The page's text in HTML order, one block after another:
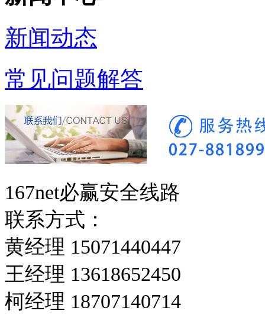
新闻动态
常见问题解答
167net必赢安全线路
联系方式：
黄经理 15071440447
王经理 13618652450
柯经理 18707140714